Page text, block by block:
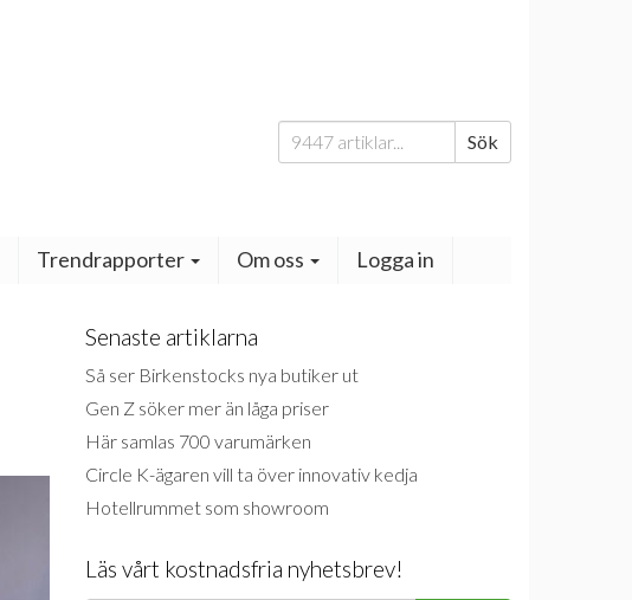
Sök
efter:
Sök
Trendrapporter Om oss Logga in
Senaste artiklarna
Så ser Birkenstocks nya butiker ut
Gen Z söker mer än låga priser
Här samlas 700 varumärken
Circle K-ägaren vill ta över innovativ kedja
Hotellrummet som showroom
Läs vårt kostnadsfria nyhetsbrev!